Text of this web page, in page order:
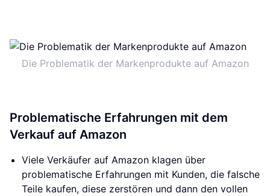
Die Problematik der Markenprodukte auf Amazon
Problematische Erfahrungen mit dem
Verkauf auf Amazon
Viele Verkäufer auf Amazon klagen über
problematische Erfahrungen mit Kunden, die falsche
Teile kaufen, diese zerstören und dann den vollen